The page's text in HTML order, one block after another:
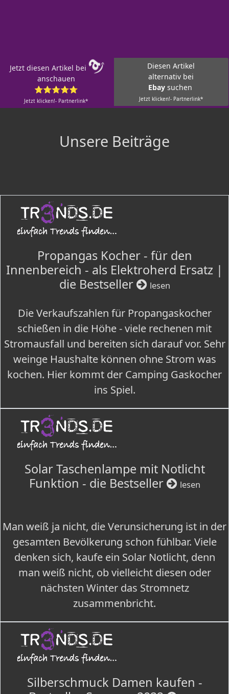
Jetzt diesen Artikel bei
anschauen
⭐⭐⭐⭐⭐
Jetzt klicken!- Partnerlink*
Diesen Artikel
alternativ bei
Ebay suchen
Jetzt klicken!- Partnerlink*
Unsere Beiträge
Propangas Kocher - für den
Innenbereich - als Elektroherd Ersatz |
die Bestseller
lesen
Die Verkaufszahlen für Propangaskocher
schießen in die Höhe - viele rechenen mit
Stromausfall und bereiten sich darauf vor. Sehr
weinge Haushalte können ohne Strom was
kochen. Hier kommt der Camping Gaskocher
ins Spiel.
Solar Taschenlampe mit Notlicht
Funktion - die Bestseller
lesen
Man weiß ja nicht, die Verunsicherung ist in der
gesamten Bevölkerung schon fühlbar. Viele
denken sich, kaufe ein Solar Notlicht, denn
man weiß nicht, ob vielleicht diesen oder
nächsten Winter das Stromnetz
zusammenbricht.
Silberschmuck Damen kaufen -